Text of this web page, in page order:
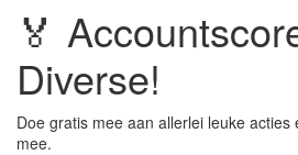
🏅
Diverse!
Doe gratis mee aan allerlei leuke acties
mee.